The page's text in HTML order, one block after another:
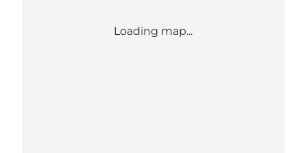
Loading map...